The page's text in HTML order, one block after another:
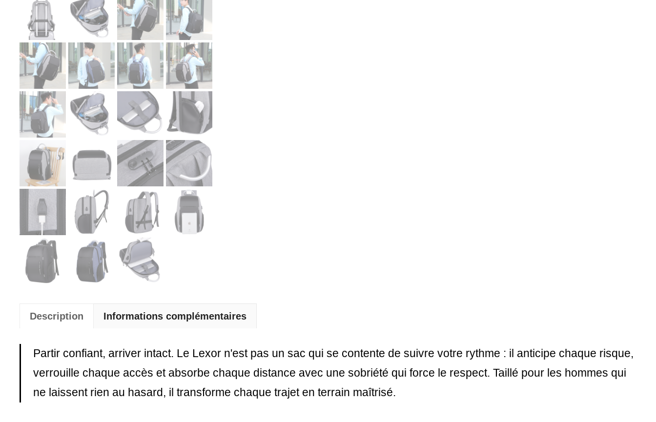
Description Informations complémentaires
Partir confiant, arriver intact. Le Lexor n'est pas un sac qui se contente de suivre votre rythme : il anticipe chaque risque,
verrouille chaque accès et absorbe chaque distance avec une sobriété qui force le respect. Taillé pour les hommes qui
ne laissent rien au hasard, il transforme chaque trajet en terrain maîtrisé.